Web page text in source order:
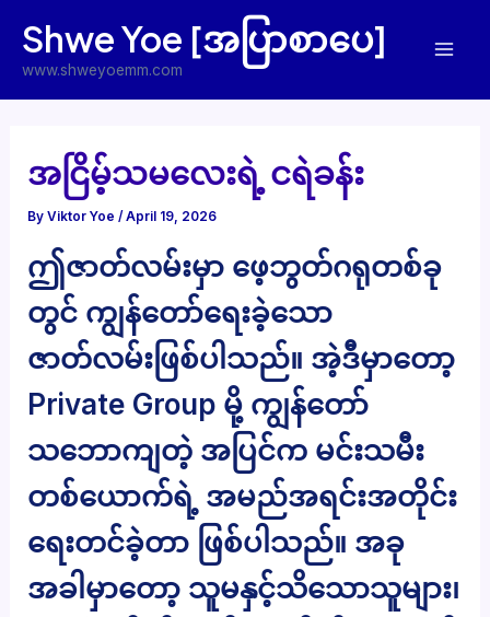
content
Shwe Yoe [အပြာစာပေ]
www.shweyoemm.com
အငြိမ့်သမလေးရဲ့ ငရဲခန်း
ByViktor Yoe/April 19, 2026
ဤဇာတ်လမ်းမှာ ဖေ့ဘွတ်ဂရုတစ်ခု
တွင် ကျွန်တော်ရေးခဲ့သော
ဇာတ်လမ်းဖြစ်ပါသည်။ အဲ့ဒီမှာတော့
Private Group မို့ ကျွန်တော်
သဘောကျတဲ့ အပြင်က မင်းသမီး
တစ်ယောက်ရဲ့ အမည်အရင်းအတိုင်း
ရေးတင်ခဲ့တာ ဖြစ်ပါသည်။ အခု
အခါမှာတော့ သူမနှင့်သိသောသူများ၊